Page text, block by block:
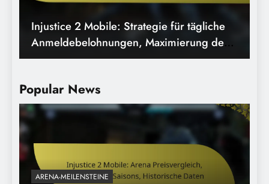
Popular News
ARENA-MEILENSTEINE
Injustice 2 Mobile: Analyse der
Invasionspreise, Effektivität,
Spielerengagement